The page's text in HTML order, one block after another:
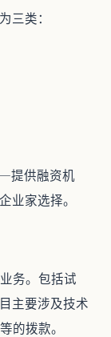
三类：
提供融资机
业家选择。
务。包括试
主要涉及技术
的拨款。